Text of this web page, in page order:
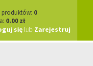
produktów: 0
0.00 zł
się lub Zarejestruj